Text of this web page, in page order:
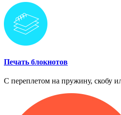
Печать блокнотов
С переплетом на пружину, скобу